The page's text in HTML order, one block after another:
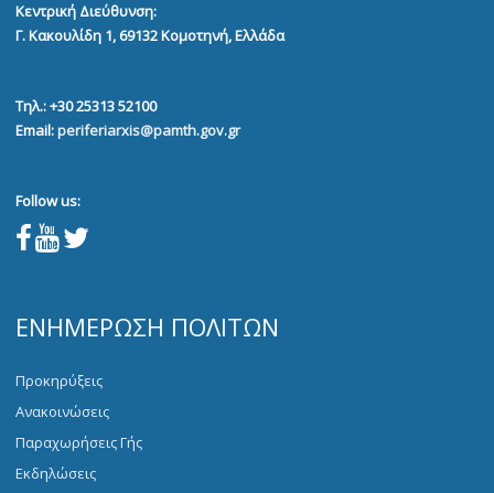
Κεντρική Διεύθυνση:
Γ. Κακουλίδη 1, 69132Κομοτηνή, Ελλάδα
Τηλ.: +30 25313 52100
Email:periferiarxis@pamth.gov.gr
Follow us:
ΕΝΗΜΈΡΩΣΗ ΠΟΛΙΤΏΝ
Προκηρύξεις
Ανακοινώσεις
Παραχωρήσεις Γής
Εκδηλώσεις